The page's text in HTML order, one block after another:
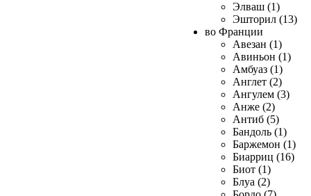
Элваш (1)
Эшторил (13)
во Франции
Авезан (1)
Авиньон (1)
Амбуаз (1)
Англет (2)
Ангулем (3)
Анже (2)
Антиб (5)
Бандоль (1)
Баржемон (1)
Биарриц (16)
Биот (1)
Блуа (2)